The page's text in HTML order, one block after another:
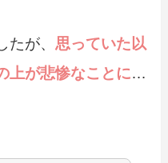
が、 思っていた以
上が悲惨なことに…